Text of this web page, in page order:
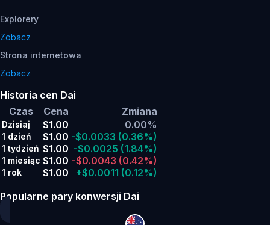
Explorery
Zobacz
Strona internetowa
Zobacz
Historia cen Dai
Czas
Cena Zmiana
Dzisiaj $1.00 0.00%
1 dzień $1.00 -$0.0033 (0.36%)
1 tydzień $1.00 -$0.0025 (1.84%)
1 miesiąc $1.00 -$0.0043 (0.42%)
1 rok $1.00 +$0.0011 (0.12%)
Popularne pary konwersji Dai